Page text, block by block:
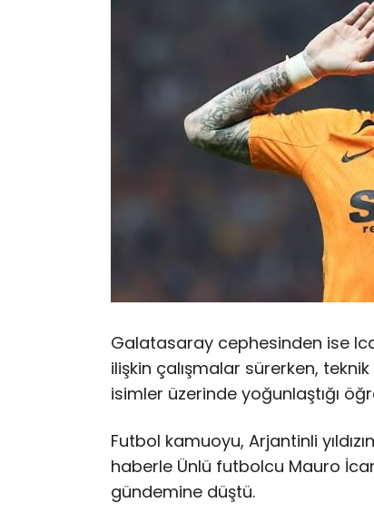
Galatasaray cephesinden ise
ilişkin çalışmalar sürerken,
isimler üzerinde yoğunlaştığı
Futbol kamuoyu, Arjantinli
haberle Ünlü futbolcu Mauro
gündemine düştü.